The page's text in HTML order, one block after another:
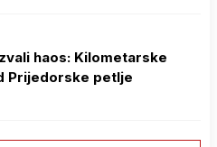
haos: Kilometarske
Prijedorske petlje